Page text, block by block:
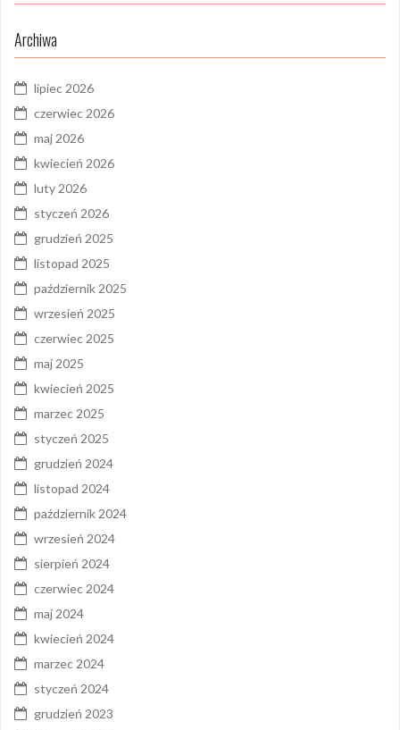
Archiwa
lipiec 2026
czerwiec 2026
maj 2026
kwiecień 2026
luty 2026
styczeń 2026
grudzień 2025
listopad 2025
październik 2025
wrzesień 2025
czerwiec 2025
maj 2025
kwiecień 2025
marzec 2025
styczeń 2025
grudzień 2024
listopad 2024
październik 2024
wrzesień 2024
sierpień 2024
czerwiec 2024
maj 2024
kwiecień 2024
marzec 2024
styczeń 2024
grudzień 2023